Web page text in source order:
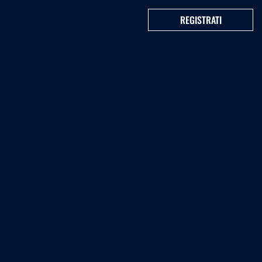
REGISTRATI